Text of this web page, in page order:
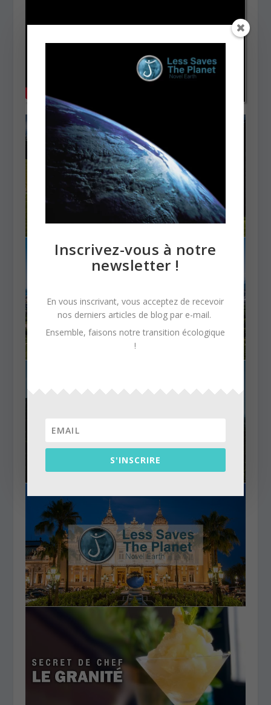
Inscrivez-vous à notre
newsletter !
En vous inscrivant, vous acceptez de recevoir
nos derniers articles de blog par e-mail.
Ensemble, faisons notre transition écologique
!
S'INSCRIRE